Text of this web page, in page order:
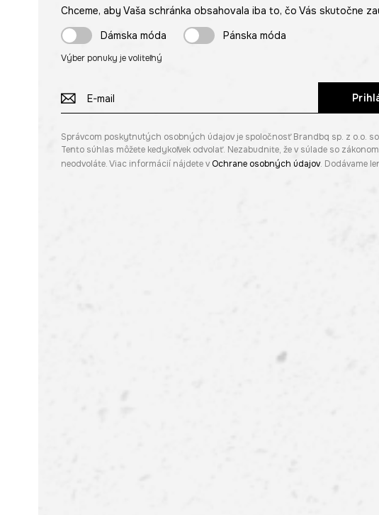
Chceme, aby Vaša schránka obsahovala iba to, čo Vás skutočne
Dámska móda
Pánska móda
Výber ponuky je voliteľný
Správcom poskytnutých osobných údajov je spoločnosť Brandbq sp. z o.o. so
Tento súhlas môžete kedykoľvek odvolať. Nezabudnite, že v súlade so
neodvoláte. Viac informácií nájdete v Ochrane osobných údajov. Dodávame